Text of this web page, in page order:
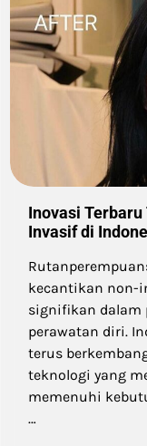
Inovasi
Invasif di
kecantikan non-
signifikan dalam
perawatan diri.
terus
teknologi yang
memenuhi
…